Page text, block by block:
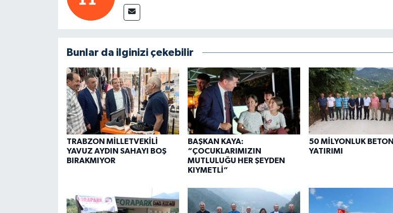
Bunlar da ilginizi çekebilir
TRABZON MİLLETVEKİLİ
YAVUZ AYDIN SAHAYI BOŞ
BIRAKMIYOR
BAŞKAN KAYA:
“ÇOCUKLARIMIZIN
MUTLULUĞU HER ŞEYDEN
KIYMETLİ”
50 MİLYONLUK BETON
YATIRIMI